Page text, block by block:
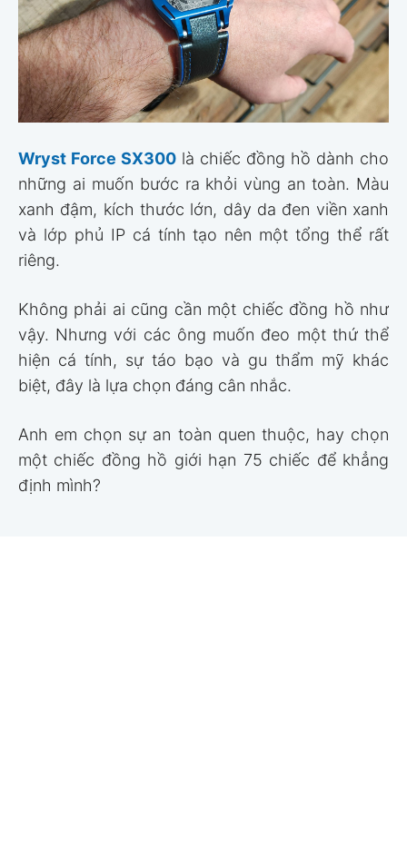
Wryst Force SX300 là chiếc đồng hồ dành cho
những ai muốn bước ra khỏi vùng an toàn. Màu
xanh đậm, kích thước lớn, dây da đen viền xanh
và lớp phủ IP cá tính tạo nên một tổng thể rất
riêng.
Không phải ai cũng cần một chiếc đồng hồ như
vậy. Nhưng với các ông muốn đeo một thứ thể
hiện cá tính, sự táo bạo và gu thẩm mỹ khác
biệt, đây là lựa chọn đáng cân nhắc.
Anh em chọn sự an toàn quen thuộc, hay chọn
một chiếc đồng hồ giới hạn 75 chiếc để khẳng
định mình?